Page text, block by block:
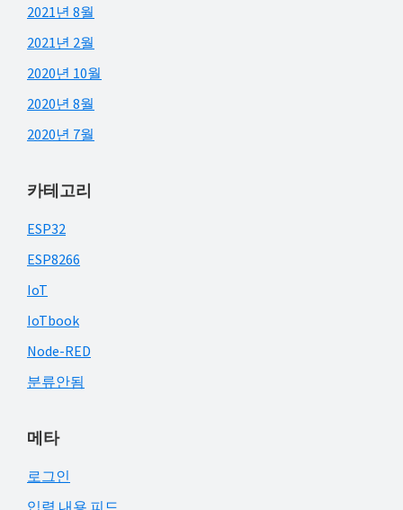
2021년 8월
2021년 2월
2020년 10월
2020년 8월
2020년 7월
카테고리
ESP32
ESP8266
IoT
IoTbook
Node-RED
분류안됨
메타
로그인